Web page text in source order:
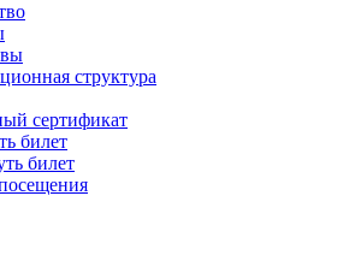
структура
сертификат
билет
билет